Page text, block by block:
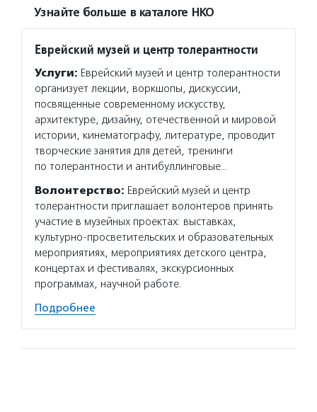
Узнайте больше в каталоге НКО
Еврейский музей и центр толерантности
Услуги: Еврейский музей и центр толерантности
организует лекции, воркшопы, дискуссии,
посвященные современному искусству,
архитектуре, дизайну, отечественной и мировой
истории, кинематографу, литературе, проводит
творческие занятия для детей, тренинги
по толерантности и антибуллинговые…
Волонтерство: Еврейский музей и центр
толерантности приглашает волонтеров принять
участие в музейных проектах: выставках,
культурно-просветительских и образовательных
мероприятиях, мероприятиях детского центра,
концертах и фестивалях, экскурсионных
программах, научной работе.
Подробнее